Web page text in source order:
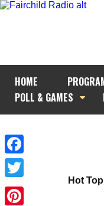
HOME
POLL & GAMES
Facebook
Twitter
Hot